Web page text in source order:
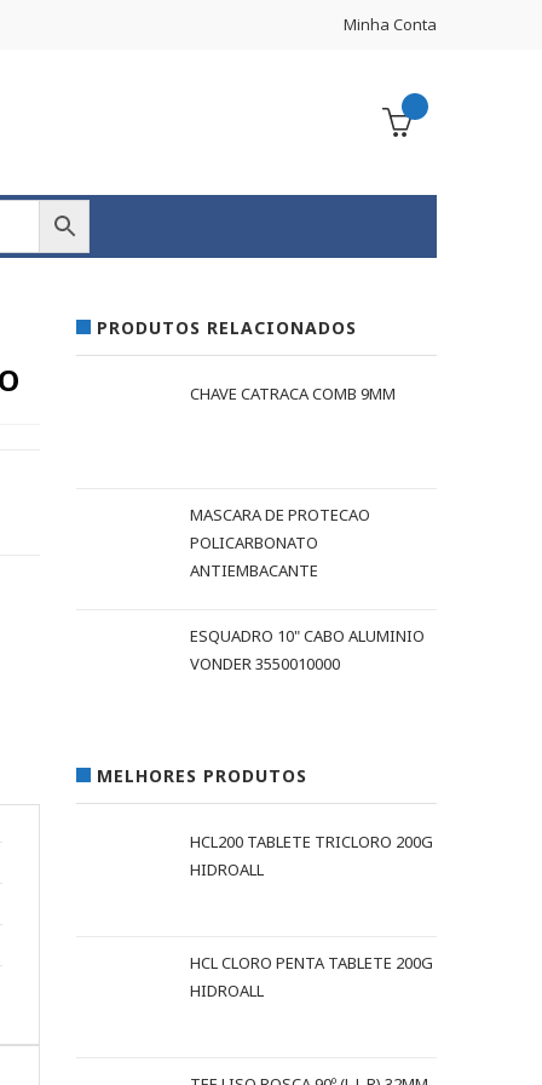
Minha Conta
PRODUTOS RELACIONADOS
CHAVE CATRACA COMB 9MM
MASCARA DE PROTECAO
POLICARBONATO
ANTIEMBACANTE
ESQUADRO 10" CABO ALUMINIO
VONDER 3550010000
MELHORES PRODUTOS
HCL200 TABLETE TRICLORO 200G
HIDROALL
HCL CLORO PENTA TABLETE 200G
HIDROALL